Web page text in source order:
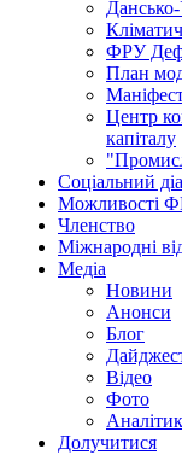
Дансько-
ФРУ
План
Центр
капіталу
Соціальний
Можливості
Членство
Міжнародні
Медіа
Новини
Анонси
Блог
Відео
Фото
Долучитися